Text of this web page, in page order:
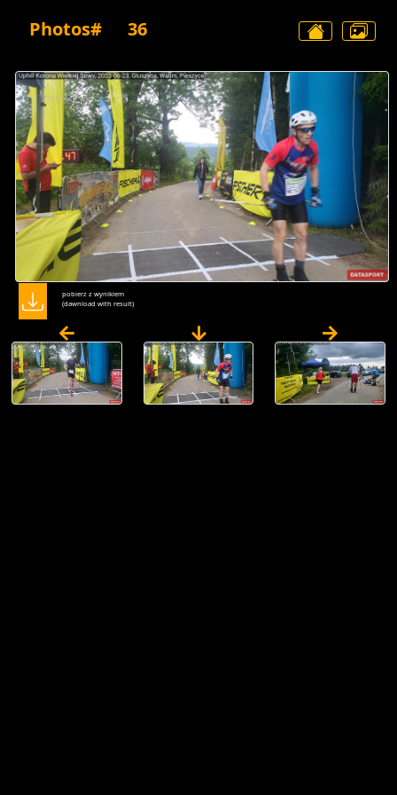
Photos# 36
pobierz z wynikiem
(dawnload with result)